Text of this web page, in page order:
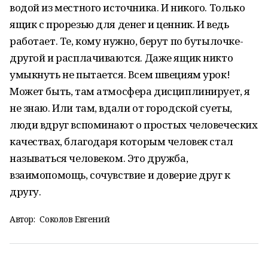
водой из местного источника. И никого. Только
ящик с прорезью для денег и ценник. И ведь
работает. Те, кому нужно, берут по бутылочке-
другой и расплачиваются. Даже ящик никто
умыкнуть не пытается. Всем швециям урок!
Может быть, там атмосфера дисциплинирует, я
не знаю. Или там, вдали от городской суеты,
люди вдруг вспоминают о простых человеческих
качествах, благодаря которым человек стал
называться человеком. Это дружба,
взаимопомощь, сочувствие и доверие друг к
другу.
Автор: Соколов Евгений